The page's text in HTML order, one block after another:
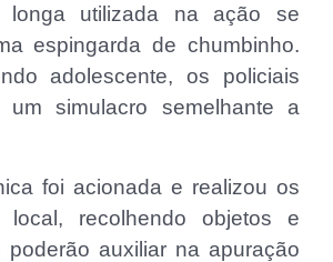
utilizada na ação se
espingarda de chumbinho.
adolescente, os policiais
um simulacro semelhante a
foi acionada e realizou os
local, recolhendo objetos e
poderão auxiliar na apuração